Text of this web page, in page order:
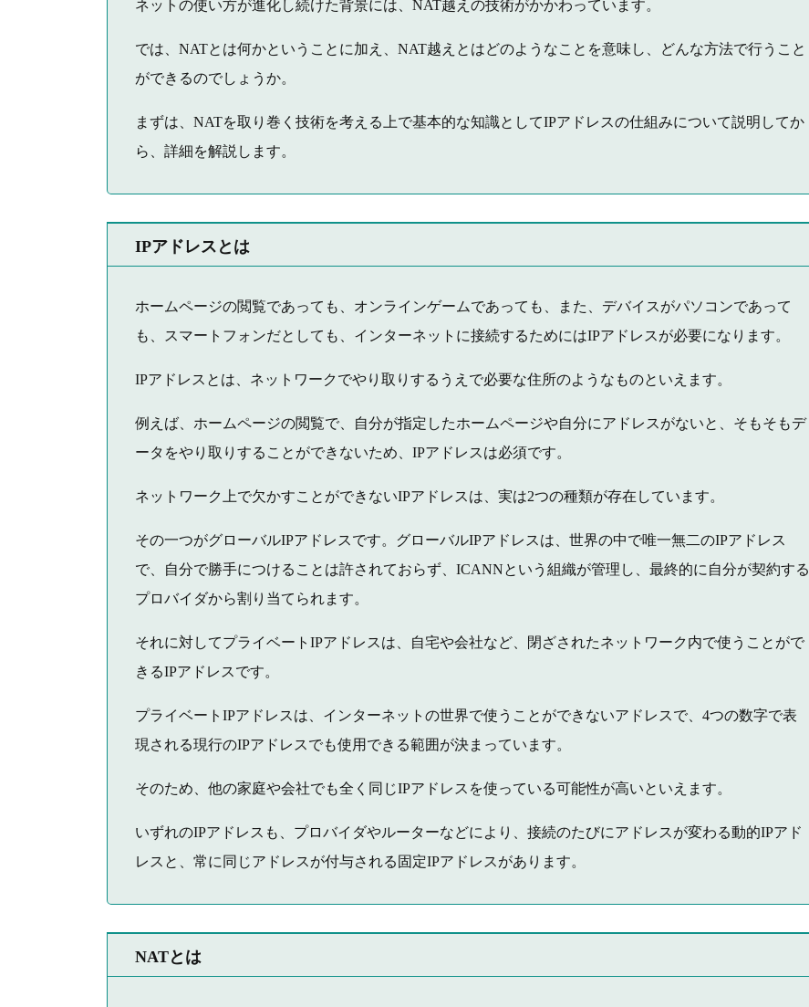
ネットの使い方が進化し続けた背景には、NAT越えの技術がかかわっています。
では、NATとは何かということに加え、NAT越えとはどのようなことを意味し、どんな方法で行うこと
ができるのでしょうか。
まずは、NATを取り巻く技術を考える上で基本的な知識としてIPアドレスの仕組みについて説明してか
ら、詳細を解説します。
IPアドレスとは
ホームページの閲覧であっても、オンラインゲームであっても、また、デバイスがパソコンであって
も、スマートフォンだとしても、インターネットに接続するためにはIPアドレスが必要になります。
IPアドレスとは、ネットワークでやり取りするうえで必要な住所のようなものといえます。
例えば、ホームページの閲覧で、自分が指定したホームページや自分にアドレスがないと、そもそもデ
ータをやり取りすることができないため、IPアドレスは必須です。
ネットワーク上で欠かすことができないIPアドレスは、実は2つの種類が存在しています。
その一つがグローバルIPアドレスです。グローバルIPアドレスは、世界の中で唯一無二のIPアドレス
で、自分で勝手につけることは許されておらず、ICANNという組織が管理し、最終的に自分が契約する
プロバイダから割り当てられます。
それに対してプライベートIPアドレスは、自宅や会社など、閉ざされたネットワーク内で使うことがで
きるIPアドレスです。
プライベートIPアドレスは、インターネットの世界で使うことができないアドレスで、4つの数字で表
現される現行のIPアドレスでも使用できる範囲が決まっています。
そのため、他の家庭や会社でも全く同じIPアドレスを使っている可能性が高いといえます。
いずれのIPアドレスも、プロバイダやルーターなどにより、接続のたびにアドレスが変わる動的IPアド
レスと、常に同じアドレスが付与される固定IPアドレスがあります。
NATとは